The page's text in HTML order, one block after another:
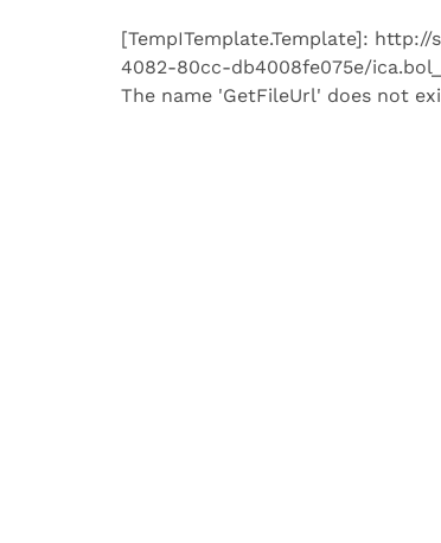
[TempITemplate.Template]:
4082-80cc-db4008fe075e/
The name 'GetFileUrl' does not